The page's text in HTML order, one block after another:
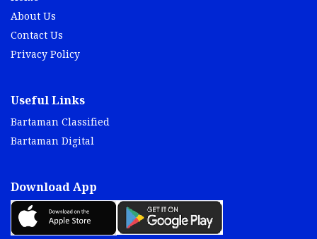
About Us
Contact Us
Privacy Policy
Useful Links
Bartaman Classified
Bartaman Digital
Download App